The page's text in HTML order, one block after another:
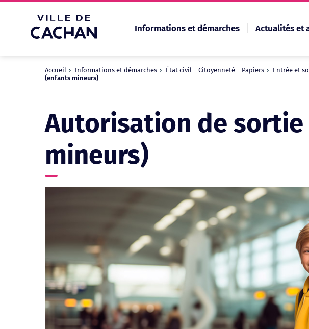
Informations et démarches Actualités et
Accueil Informations et démarches État civil – Citoyenneté – Papiers Entrée et
(enfants mineurs)
Autorisation de
mineurs)